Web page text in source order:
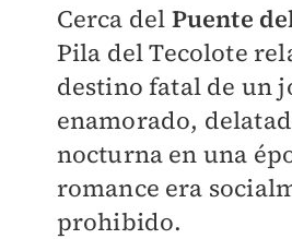
Cerca del Puente
Pila del Tecolote
destino fatal de un
enamorado,
nocturna en una
romance era
prohibido.